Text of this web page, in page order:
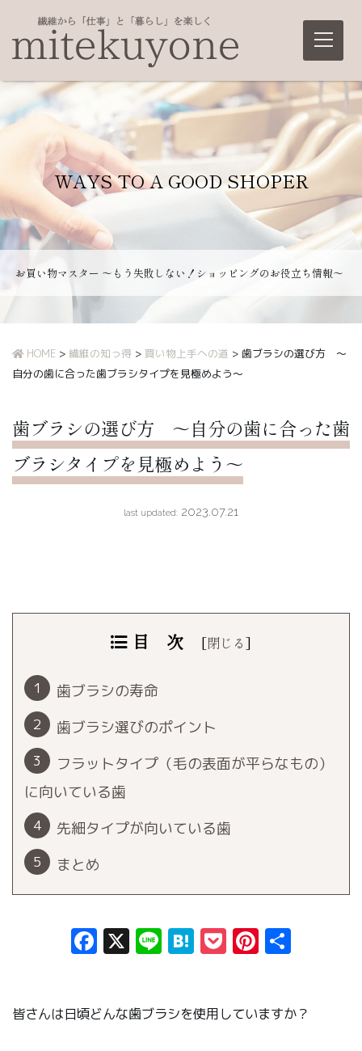
Main Navigation
WAYS TO A GOOD SHOPER
お買い物マスター ～もう失敗しない！ショッピングのお役立ち情報～
HOME > 繊維の知っ得 > 買い物上手への道 > 歯ブラシの選び方 〜
自分の歯に合った歯ブラシタイプを見極めよう〜
歯ブラシの選び方 〜自分の歯に合った歯
ブラシタイプを見極めよう〜
last updated: 2023.07.21
目 次 [閉じる]
歯ブラシの寿命
歯ブラシ選びのポイント
フラットタイプ（毛の表面が平らなもの）
に向いている歯
先細タイプが向いている歯
まとめ
Facebook
X LineHatena
Pocket
皆さんは日頃どんな歯ブラシを使用していますか？